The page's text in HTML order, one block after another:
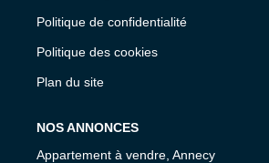
Politique de confidentialité
Politique des cookies
Plan du site
NOS ANNONCES
Appartement à vendre, Annecy